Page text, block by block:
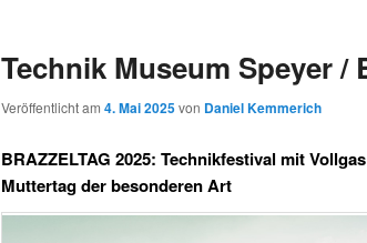
Technik Museum Speyer /
Veröffentlicht am 4. Mai 2025von Daniel Kemmerich
BRAZZELTAG 2025: Technikfestival mit
Muttertag der besonderen Art